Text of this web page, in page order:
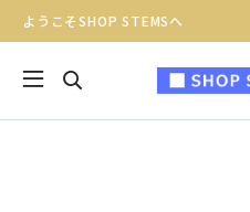
ようこそSHOP STEMSへ